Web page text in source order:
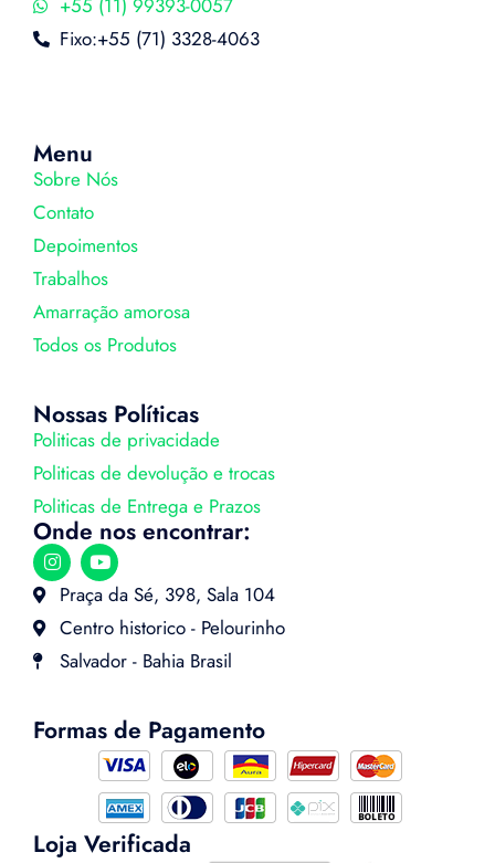
Fixo:+55 (71) 3328-4063
Menu
Sobre Nós
Contato
Depoimentos
Trabalhos
Amarração amorosa
Todos os Produtos
Nossas Políticas
Politicas de privacidade
Politicas de devolução e trocas
Politicas de Entrega e Prazos
Onde nos encontrar:
Praça da Sé, 398, Sala 104
Centro historico - Pelourinho
Salvador - Bahia Brasil
Formas de Pagamento
Loja Verificada